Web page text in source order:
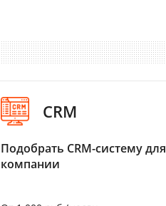
CRM
Подобрать CRM-систему для
компании